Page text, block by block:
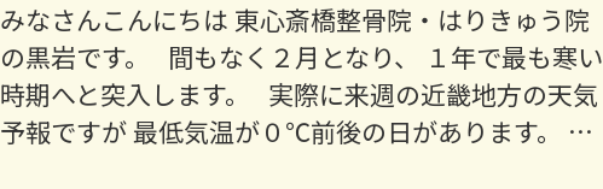
みなさんこんにちは 東心斎橋整骨院・はりきゅう院
の黒岩です。 間もなく２月となり、 １年で最も寒い
時期へと突入します。 実際に来週の近畿地方の天気
予報ですが 最低気温が０℃前後の日があります。 …